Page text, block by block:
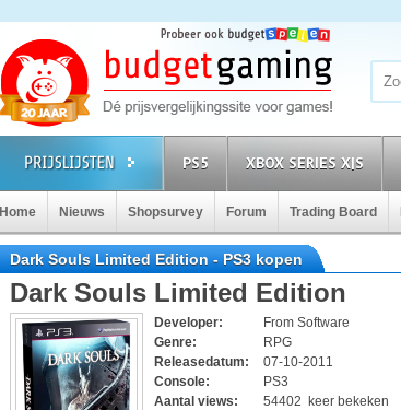
PS5 XBOX SERIES X|S
Home Nieuws Shopsurvey Forum Trading Board
Dark Souls Limited Edition - PS3 kopen
Dark Souls Limited Edition
Developer:
From Software
Genre:
RPG
Releasedatum:
07-10-2011
Console:
PS3
Aantal views:
54402 keer bekeken